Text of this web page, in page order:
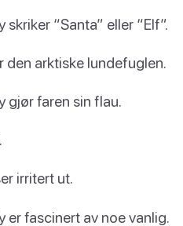
“Santa” eller “Elf”.
den arktiske lundefuglen.
gjør faren sin flau.
irritert ut.
er fascinert av noe vanlig.